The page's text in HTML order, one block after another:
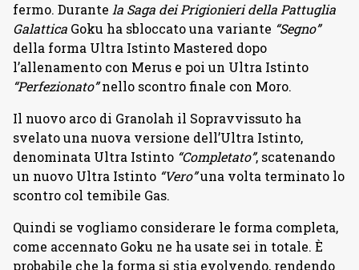
fermo. Durante la Saga dei Prigionieri della Pattuglia
Galattica Goku ha sbloccato una variante “Segno”
della forma Ultra Istinto Mastered dopo
l’allenamento con Merus e poi un Ultra Istinto
“Perfezionato”nello scontro finale con Moro.
Il nuovo arco di Granolah il Sopravvissuto ha
svelato una nuova versione dell’Ultra Istinto,
denominata Ultra Istinto “Completato”, scatenando
un nuovo Ultra Istinto “Vero”una volta terminato lo
scontro col temibile Gas.
Quindi se vogliamo considerare le forma completa,
come accennato Goku ne ha usate sei in totale. È
probabile che la forma si stia evolvendo, rendendo